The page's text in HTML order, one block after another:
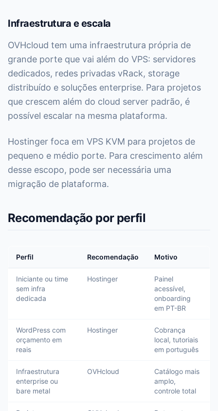
Infraestrutura e escala
OVHcloud tem uma infraestrutura própria de
grande porte que vai além do VPS: servidores
dedicados, redes privadas vRack, storage
distribuído e soluções enterprise. Para projetos
que crescem além do cloud server padrão, é
possível escalar na mesma plataforma.
Hostinger foca em VPS KVM para projetos de
pequeno e médio porte. Para crescimento além
desse escopo, pode ser necessária uma
migração de plataforma.
Recomendação por perfil
Perfil Recomendação Motivo
Iniciante ou time
sem infra
dedicada
Hostinger
Painel
acessível,
onboarding
em PT-BR
WordPress com
orçamento em
reais
Hostinger
Cobrança
local, tutoriais
em português
Infraestrutura
enterprise ou
bare metal
OVHcloud
Catálogo mais
amplo,
controle total